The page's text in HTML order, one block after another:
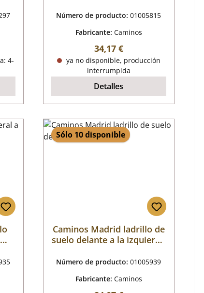
4-
combustión
Número de producto:01005815
Fabricante: Caminos
Precio normal:
34,17 €
ya no disponible, producción
interrumpida
Detalles
Sólo 10 disponible
Caminos Madrid ladrillo de
suelo delante a la izquierda
Número de producto:01005939
Fabricante: Caminos